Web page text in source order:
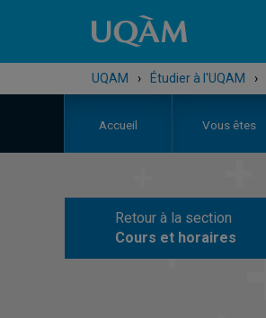
UQAM › Étudier à l'UQAM ›
Accueil Vous êtes
Retour à la section
Cours et horaires